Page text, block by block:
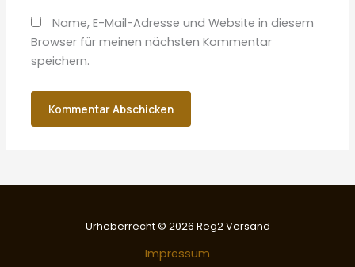
Name, E-Mail-Adresse und Website in diesem
Browser für meinen nächsten Kommentar
speichern.
Urheberrecht © 2026 Reg2 Versand
Impressum